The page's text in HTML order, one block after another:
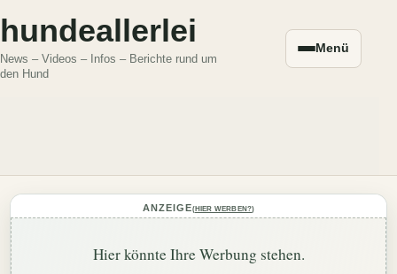
hundeallerlei
News – Videos – Infos – Berichte rund um
den Hund
Menü
ANZEIGE(HIER WERBEN?)
Hier könnte Ihre Werbung stehen.